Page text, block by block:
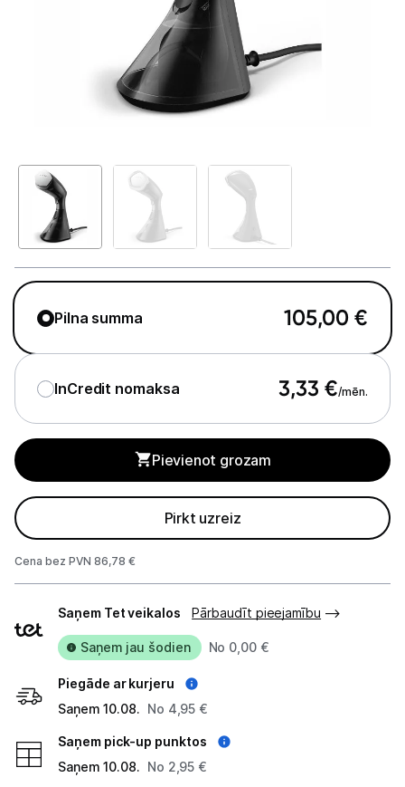
Telefoni, planšetdatori
Viedierīces
Sadzīves tehnika
Iebūvējamā tehnika
Mazā tehnika
Tvaika gludināšanas sistēmas
Tvaika gludekļi
Kafijas pagatavošana
Mazā virtuves tehnika
Klimata iekārtas
Apģērbu kopšana
Skaistumkopšana
Pilna summa 105,00 €
InCredit nomaksa 3,33 €/mēn.
Pievienot grozam
Pirkt uzreiz
Cena bez PVN 86,78 €
veidi
Saņem Tet veikalos Pārbaudīt pieejamību
Saņem jau šodien No 0,00 €
Piegāde ar kurjeru
Saņem 10.08. No 4,95 €
Saņem pick-up punktos
Saņem 10.08. No 2,95 €